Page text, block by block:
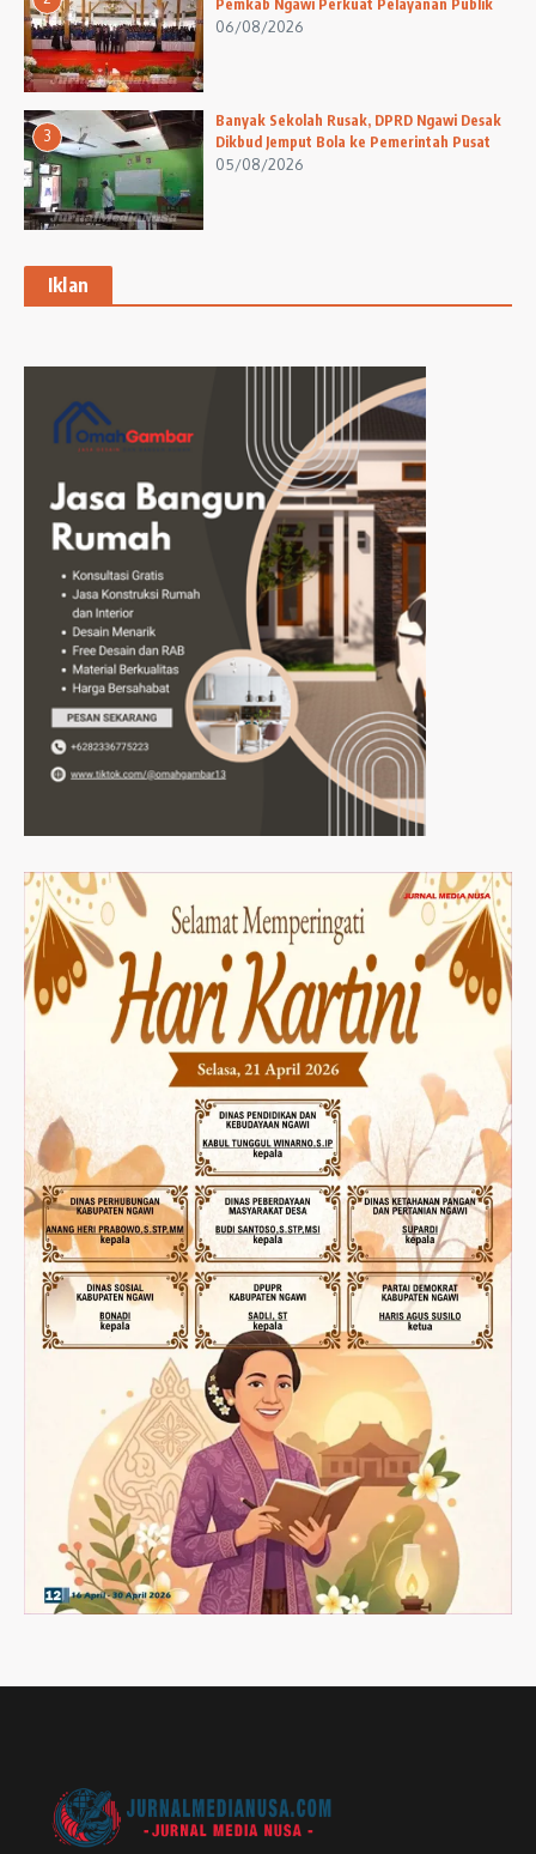
Pemkab Ngawi Perkuat Pelayanan Publik
06/08/2026
3
Banyak Sekolah Rusak, DPRD Ngawi Desak
Dikbud Jemput Bola ke Pemerintah Pusat
05/08/2026
Iklan